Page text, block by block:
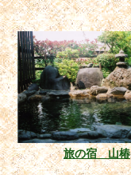
旅の宿 山椿